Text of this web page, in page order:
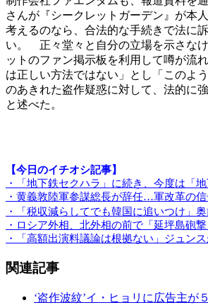
さんが『シークレットガーデン』が本
考えるのなら、合法的な手続きで法に
い。 正々堂々と自分の立場を示さな
ットのファン掲示板を利用して噂が流
は正しい方法ではない」とし「このよ
のあきれた盗作疑惑に対して、法的に
と述べた。
【今日のイチオシ記事】
・「地下鉄セクハラ」に続き、今度は「
・黄義敦陸軍参謀総長が辞任…軍改革の
・「税収減らしてでも韓国に追いつけ」
・ロシア外相、北外相の前で「延坪島砲撃
・「高額出演料議論は根拠ない」ジュン
関連記事
‘盗作波紋’イ・ヒョリに広告主が